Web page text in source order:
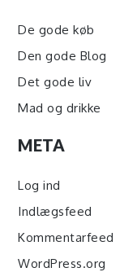
De gode køb
Den gode Blog
Det gode liv
Mad og drikke
META
Log ind
Indlægsfeed
Kommentarfeed
WordPress.org